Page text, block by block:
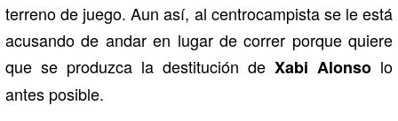
terreno de juego. Aun así, al centrocampista se le está
acusando de andar en lugar de correr porque quiere
que se produzca la destitución de Xabi Alonso lo
antes posible.